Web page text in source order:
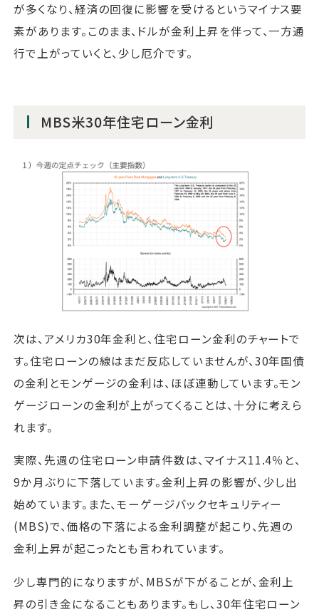
が多くなり、経済の回復に影響を受けるというマイナス要
素があります。このまま、ドルが金利上昇を伴って、一方通
行で上がっていくと、少し厄介です。
MBS米30年住宅ローン金利
次は、アメリカ30年金利と、住宅ローン金利のチャートで
す。住宅ローンの線はまだ反応していませんが、30年国債
の金利とモンゲージの金利は、ほぼ連動しています。モン
ゲージローンの金利が上がってくることは、十分に考えら
れます。
実際、先週の住宅ローン申請件数は、マイナス11.4％と、
9か月ぶりに下落しています。金利上昇の影響が、少し出
始めています。また、モーゲージバックセキュリティー
(MBS)で、価格の下落による金利調整が起こり、先週の
金利上昇が起こったとも言われています。
少し専門的になりますが、MBSが下がることが、金利上
昇の引き金になることもあります。もし、30年住宅ローン